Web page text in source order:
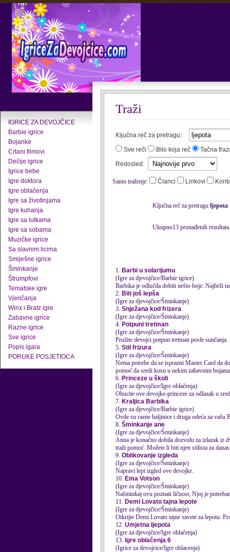
IGRICE ZA DEVOJČICE
Barbie igrice
Bojanke
Crtani filmovi
Dečije igrice
Igrice bebe
Igre doktora
Igre oblačenja
Igre sa životinjama
Igre kuhanja
Igre sa lutkama
Igre sa sobama
Muzičke igrice
Sa slavnim licima
Smiješne igrice
Šminkanje
Štrumpfovi
Tematske igre
Vjenčanja
Winx i Bratz igre
Zabavne igrice
Razne igrice
Sve igrice
Popis igara
PORUKE POSJETIOCA
Traži
Ključna reč za pretragu:
Sve reči
Bilo koja reč
Tačna
Redosled:
Samo traženje: Članci Linkovi
Ključna reč za pretragu ljepota
Ukupno13 pronađenih rezultata.
1. Barbi u solarijumu
(Igre za djevojčice/Barbie igrice)
Barbika je odlučila dobiti nešto boje. Najbrži
2. Biti još lepša
(Igre za djevojčice/Šminkanje)
3. Snježana kod frizera
(Igre za djevojčice/Šminkanje)
4. Potpuni tretman
(Igre za djevojčice/Šminkanje)
Pružite devojci potpun tretman posle sunčanja.
5. Stil frizura
(Igre za djevojčice/Šminkanje)
Nema potrebe da se isprazni Master Card da
pomoć da sredi kosu u nekim zabavnim
6. Princeze u školi
(Igre za djevojčice/Igre oblačenja)
Obucite ove devojke-princeze za odlazak u
7. Kraljica Barbika
(Igre za djevojčice/Barbie igrice)
Ovde su razne haljinice i druga odeća za
8. Šminkanje ane
(Igre za djevojčice/Šminkanje)
Anna je konačno dobila dozvolu za izlazak iz
traži pomoć. Možete li biti njen stilista za
9. Oblikovanje izgleda
(Igre za djevojčice/Šminkanje)
Napravi lepi izgled ove devojke.
10. Ema Votson
(Igre za djevojčice/Šminkanje)
Našminkaj ovu poznati ličnost, Njoj je
11. Demi Lovato tajna lepote
(Igre za djevojčice/Šminkanje)
Otkrijte Demi Lovato tajne savete za lepotu.
12. Umjetna ljepota
(Igre za djevojčice/Igre oblačenja)
13. Igre oblačenja 6
(Igrice za devojcice/Igre oblacenja)